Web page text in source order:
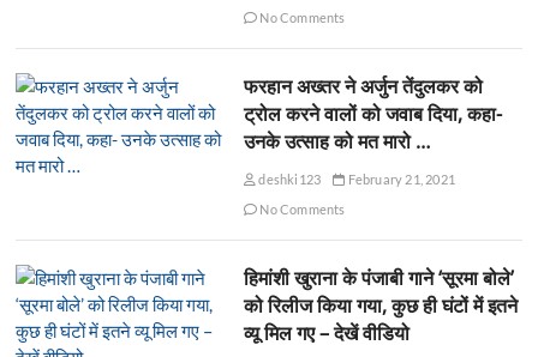
No Comments
फरहान अख्तर ने अर्जुन तेंदुलकर को
ट्रोल करने वालों को जवाब दिया, कहा-
उनके उत्साह को मत मारो …
deshki123
February 21, 2021
No Comments
हिमांशी खुराना के पंजाबी गाने ‘सूरमा बोले’
को रिलीज किया गया, कुछ ही घंटों में इतने
व्यू मिल गए – देखें वीडियो